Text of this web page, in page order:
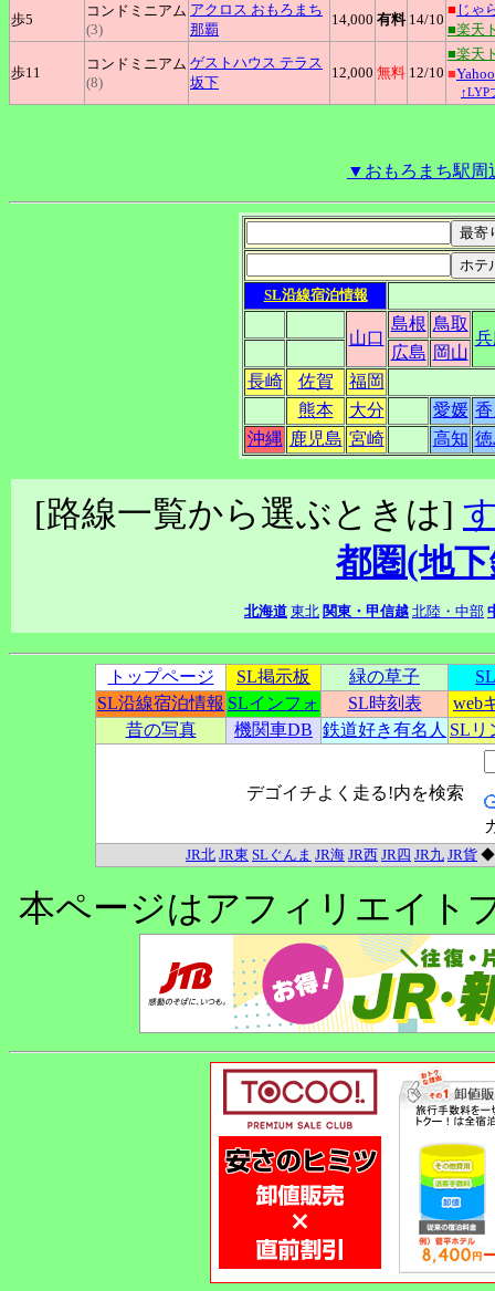
歩5
コンドミニアム
(3)
アクロス おもろまち
那覇
14,000 有料 14/10
■ じゃ
■楽天
歩11
コンドミニアム
(8)
ゲストハウス テラス
坂下
12,000 無料 12/10
■楽天
■
↑LYP
▼おもろまち駅周
SL沿線宿泊情報
山口
島根 鳥取
広島 岡山
長崎
佐賀
福岡
熊本
大分 愛媛
沖縄 鹿児島 宮崎 高知
[路線一覧から選ぶときは]
都圏(地
北海道 東北 関東・甲信越 北陸・中部
トップページ SL掲示板 緑の草子
SL沿線宿泊情報 SLインフォ SL時刻表
web
昔の写真
機関車DB 鉄道好き有名人 SLリ
デゴイチよく走る!内を検索
JR北 JR東 SLぐんま JR海 JR西 JR四 JR九 JR貨
本ページはアフィリエイト